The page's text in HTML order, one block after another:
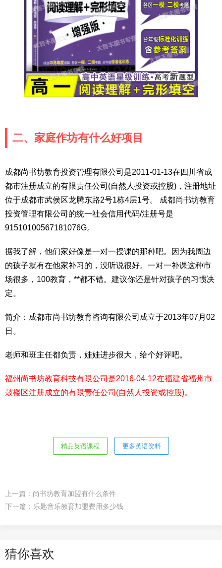
二、家庭作坊有什么好项目
成都尚书坊教育投资管理有限公司是2011-01-13在四川省成
都市注册成立的有限责任公司(自然人投资或控股)，注册地址
位于成都市武侯区龙腾东路2号1栋4层1号。 成都尚书坊教育
投资管理有限公司的统一社会信用代码/注册号是
91510100567181076G。
据我了解，他们家好像是一对一授课的那种吧。因为我周边
的孩子就有在他家补习的，没听说很好。一对一补课这种市
场很多，100教育，**都不错。建议你还是针对孩子的习惯决
定。
简介：成都市尚书坊教育咨询有限公司成立于2013年07月02
日。
老师和班主任都负责，娃娃进步很大，给个好评吧。
福州尚书坊教育科技有限公司是2016-04-12在福建省福州市
鼓楼区注册成立的有限责任公司(自然人投资或控股)。
精品英语课程 更多英语资料
上一篇： 尚书坊教育加盟有什么条件
下一篇： 乐匙音乐教育加盟费用多少钱
猜你喜欢